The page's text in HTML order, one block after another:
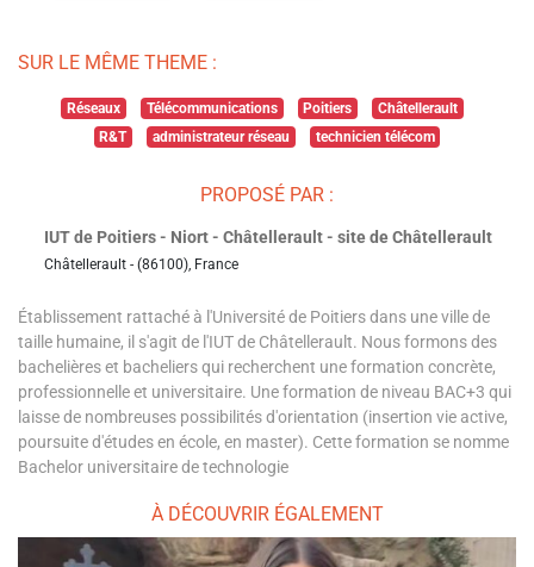
SUR LE MÊME THEME :
Réseaux Télécommunications Poitiers
Châtellerault
R&T
administrateur réseau technicien télécom
PROPOSÉ PAR :
IUT de Poitiers - Niort - Châtellerault - site de Châtellerault
Châtellerault - (86100), France
Établissement rattaché à l'Université de Poitiers dans une ville de
taille humaine, il s'agit de l'IUT de Châtellerault. Nous formons des
bachelières et bacheliers qui recherchent une formation concrète,
professionnelle et universitaire. Une formation de niveau BAC+3 qui
laisse de nombreuses possibilités d'orientation (insertion vie active,
poursuite d'études en école, en master). Cette formation se nomme
Bachelor universitaire de technologie
À DÉCOUVRIR ÉGALEMENT